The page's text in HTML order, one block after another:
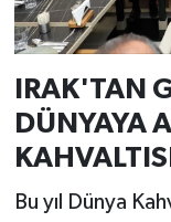
IRAK'TAN
DÜNYAYA
KAHVALTISI
Bu yıl Dünya